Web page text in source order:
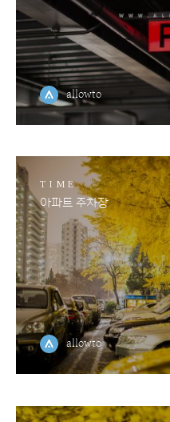
allowto
TIME
아파트 주차장
allowto